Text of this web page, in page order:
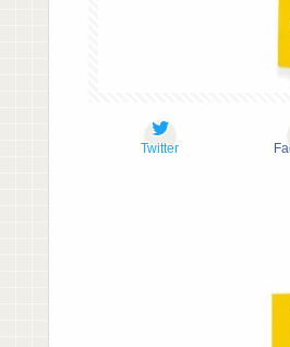
Twitter